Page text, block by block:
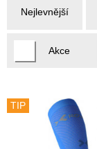
Nejlevnější
Akce
TIP